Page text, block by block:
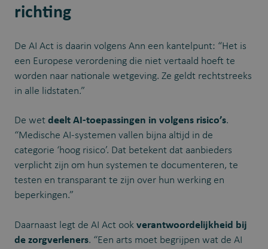
richting
De AI Act is daarin volgens Ann een kantelpunt: “Het is
een Europese verordening die niet vertaald hoeft te
worden naar nationale wetgeving. Ze geldt rechtstreeks
in alle lidstaten.”
De wet deelt AI-toepassingen in volgens risico’s.
“Medische AI-systemen vallen bijna altijd in de
categorie ‘hoog risico’. Dat betekent dat aanbieders
verplicht zijn om hun systemen te documenteren, te
testen en transparant te zijn over hun werking en
beperkingen.”
Daarnaast legt de AI Act ook verantwoordelijkheid bij
de zorgverleners. “Een arts moet begrijpen wat de AI